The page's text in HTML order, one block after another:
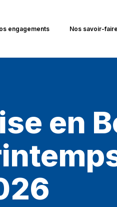
engagements Nos savoir-faire
en